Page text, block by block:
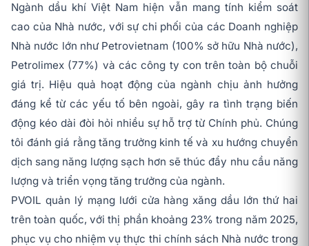
Ngành dầu khí Việt Nam hiện vẫn mang tính kiểm soát
cao của Nhà nước, với sự chi phối của các Doanh nghiệp
Nhà nước lớn như Petrovietnam (100% sở hữu Nhà nước),
Petrolimex (77%) và các công ty con trên toàn bộ chuỗi
giá trị. Hiệu quả hoạt động của ngành chịu ảnh hưởng
đáng kể từ các yếu tố bên ngoài, gây ra tình trạng biến
động kéo dài đòi hỏi nhiều sự hỗ trợ từ Chính phủ. Chúng
tôi đánh giá rằng tăng trưởng kinh tế và xu hướng chuyển
dịch sang năng lượng sạch hơn sẽ thúc đẩy nhu cầu năng
lượng và triển vọng tăng trưởng của ngành.
PVOIL quản lý mạng lưới cửa hàng xăng dầu lớn thứ hai
trên toàn quốc, với thị phần khoảng 23% trong năm 2025,
phục vụ cho nhiệm vụ thực thi chính sách Nhà nước trong